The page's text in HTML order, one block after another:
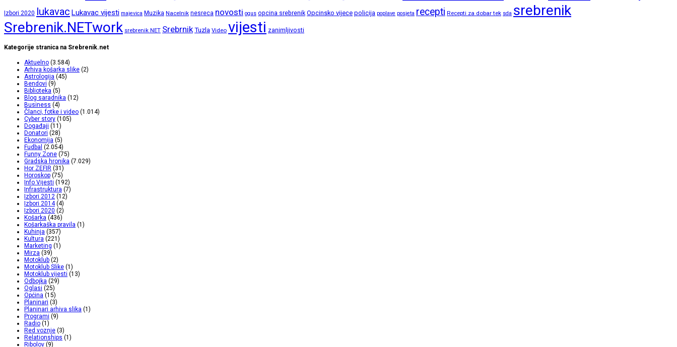
Izbori 2020 lukavac Lukavac vijesti majevica Muzika Nacelnik nesreca novosti ogus opcina srebrenik Opcinsko vijece policija poplave posjeta recepti Recepti za dobar tek sda srebrenik
Srebrenik.NETwork srebrenik NET Srebrnik Tuzla Video vijesti zanimljivosti
Kategorije stranica na Srebrenik.net
Aktuelno (3.584)
Arhiva košarka slike (2)
Astrologija (45)
Bendovi (9)
Biblioteka (5)
Blog saradnika (12)
Business (4)
Članci, fotke i video (1.014)
Cyber story (105)
Događaji (11)
Donatori (28)
Ekonomija (5)
Fudbal (2.054)
Funny Zone (75)
Gradska hronika (7.029)
Hor ZEFIR (31)
Horoskop (75)
Info Vijesti (192)
Infrastruktura (7)
Izbori 2012 (12)
Izbori 2014(4)
Izbori 2020 (2)
Košarka (436)
Košarkaška pravila (1)
Kuhinja (357)
Kultura (221)
Marketing (1)
Mirza (39)
Motoklub (2)
Motoklub Slike (1)
Motoklub vijesti (13)
Odbojka (29)
Oglasi (25)
Općina (15)
Planinari (3)
Planinari arhiva slika (1)
Programi (9)
Radio (1)
Red voznje (3)
Relationships (1)
Ribolov (9)